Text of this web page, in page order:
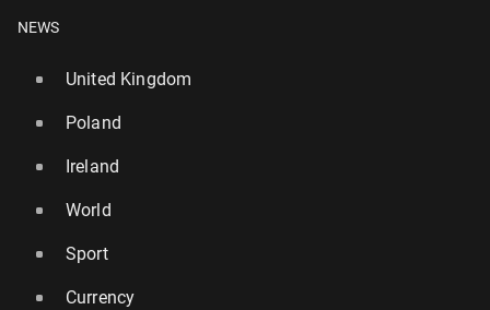
NEWS
United Kingdom
Poland
Ireland
World
Sport
Currency